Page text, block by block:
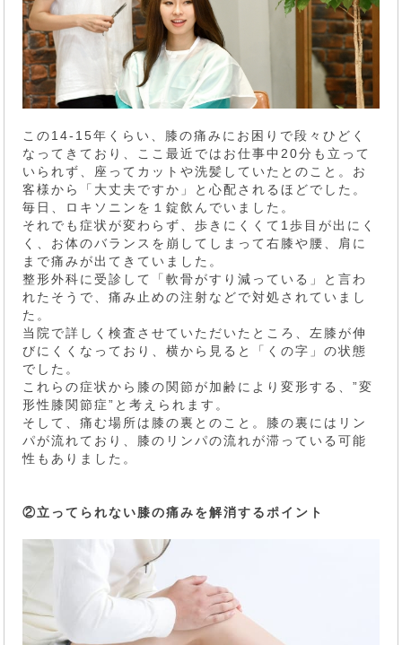
この14-15年くらい、膝の痛みにお困りで段々ひどく
なってきており、ここ最近ではお仕事中20分も立って
いられず、座ってカットや洗髪していたとのこと。お
客様から「大丈夫ですか」と心配されるほどでした。
毎日、ロキソニンを１錠飲んでいました。
それでも症状が変わらず、歩きにくくて1歩目が出にく
く、お体のバランスを崩してしまって右膝や腰、肩に
まで痛みが出てきていました。
整形外科に受診して「軟骨がすり減っている」と言わ
れたそうで、痛み止めの注射などで対処されていまし
た。
当院で詳しく検査させていただいたところ、左膝が伸
びにくくなっており、横から見ると「くの字」の状態
でした。
これらの症状から膝の関節が加齢により変形する、”変
形性膝関節症”と考えられます。
そして、痛む場所は膝の裏とのこと。膝の裏にはリン
パが流れており、膝のリンパの流れが滞っている可能
性もありました。
②立ってられない膝の痛みを解消するポイント